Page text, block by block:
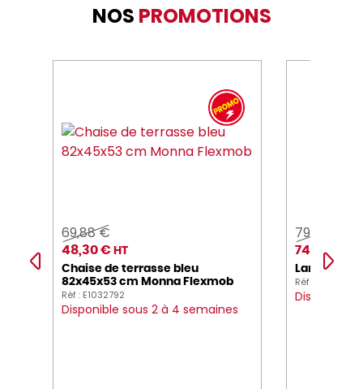
NOS PROMOTIONS
69,88 €
48,30 € HT
Chaise de terrasse bleu
82x45x53 cm Monna Flexmob
Réf : E1032792
Disponible sous 2 à 4 semaines
79,00 €
74,00 €
Lampe led
Réf : E1045330
Disponible